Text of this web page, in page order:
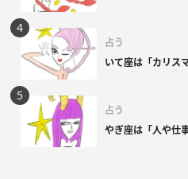
占う
いて座は「カリス
占う
やぎ座は「人や仕